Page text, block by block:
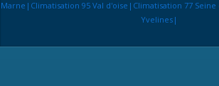
Marne|Climatisation 95 Val d'oise|Climatisation 77
Yvelines|